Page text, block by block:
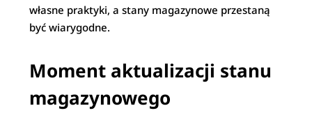
własne praktyki, a stany magazynowe przestaną
być wiarygodne.
Moment aktualizacji stanu
magazynowego